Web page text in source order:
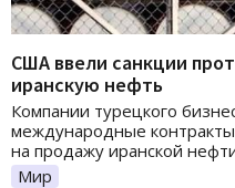
США ввели санкции
иранскую нефть
Компании турецкого
международные
на продажу иранской
Мир